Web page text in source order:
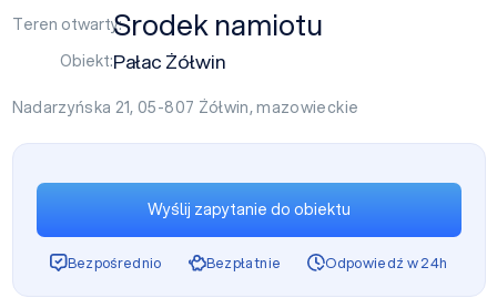
Teren otwarty:Srodek namiotu
Obiekt:Pałac Żółwin
Nadarzyńska 21, 05-807 Żółwin,mazowieckie
Wyślij zapytanie do obiektu
Bezpośrednio Bezpłatnie Odpowiedź w 24h